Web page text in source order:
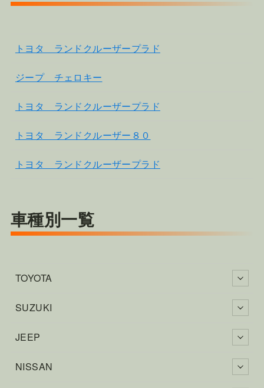
トヨタ ランドクルーザープラド
ジープ チェロキー
トヨタ ランドクルーザープラド
トヨタ ランドクルーザー８０
トヨタ ランドクルーザープラド
車種別一覧
TOYOTA
SUZUKI
JEEP
NISSAN